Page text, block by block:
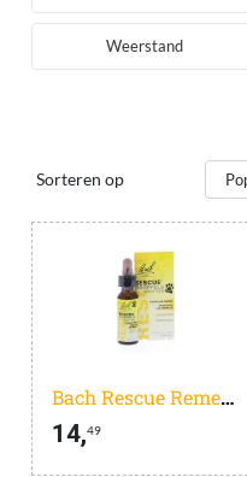
Weerstand
Sorteren op
Bach Rescue Remedy Pets Druppels - Dieren Antistressmiddel - 10 ml
14,49